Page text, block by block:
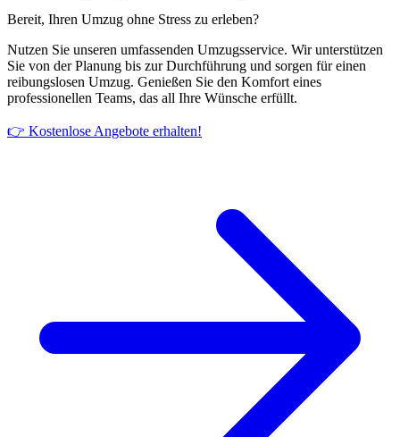
Bereit, Ihren Umzug ohne Stress zu erleben?
Nutzen Sie unseren umfassenden Umzugsservice. Wir unterstützen
Sie von der Planung bis zur Durchführung und sorgen für einen
reibungslosen Umzug. Genießen Sie den Komfort eines
professionellen Teams, das all Ihre Wünsche erfüllt.
👉 Kostenlose Angebote erhalten!